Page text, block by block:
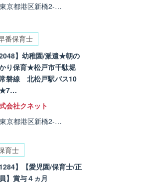
東京都港区新橋2-…
番保育士
2048】幼稚園/派遣★朝の
り保育★松戸市千駄堀
磐線 北松戸駅バス10
会社クネット
東京都港区新橋2-…
育士
1284】【愛児園/保育士/正
】賞与４ヵ月